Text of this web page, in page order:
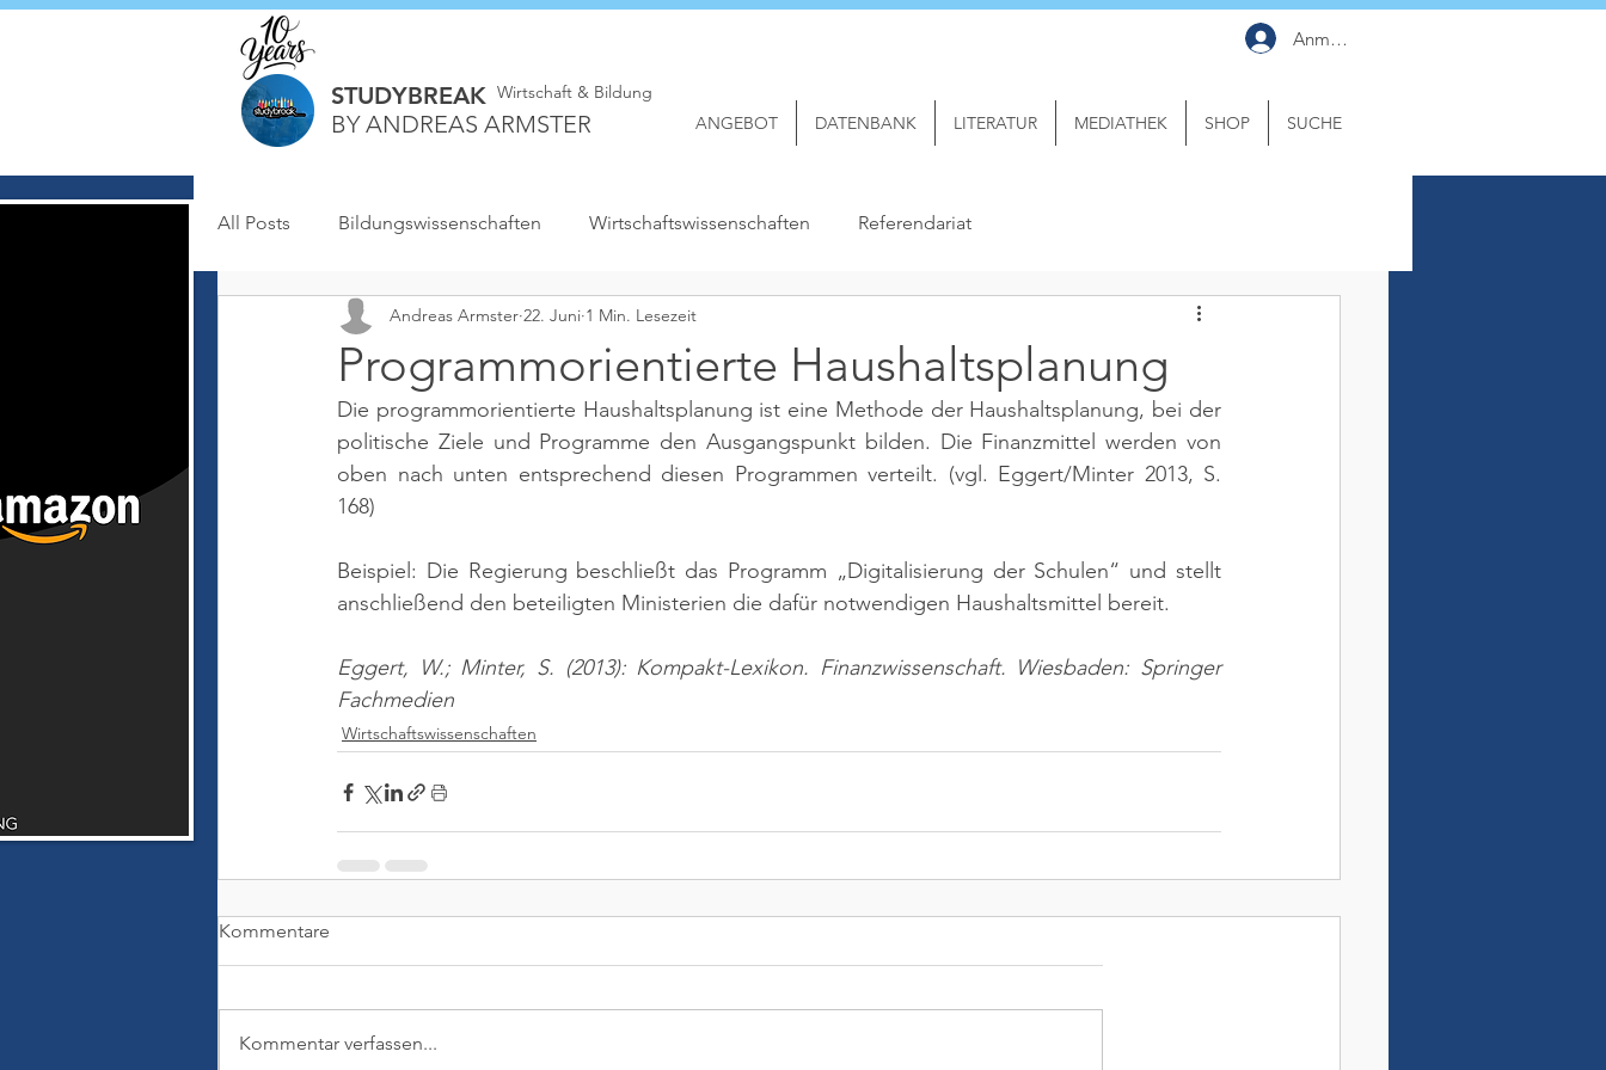
STUDYBREAK
BY ANDREAS ARMSTER
Wirtschaft & Bildung
Anmelden
ANGEBOT DATENBANK LITERATUR MEDIATHEK SHOP SUCHE
All Posts Bildungswissenschaften Wirtschaftswissenschaften Referendariat
Programmorientierte Haushaltsplanung
Andreas Armster 22. Juni 1 Min. Lesezeit
Die programmorientierte Haushaltsplanung ist eine Methode der Haushaltsplanung, bei der
politische Ziele und Programme den Ausgangspunkt bilden. Die Finanzmittel werden von
oben nach unten entsprechend diesen Programmen verteilt. (vgl. Eggert/Minter 2013, S.
168)
Beispiel: Die Regierung beschließt das Programm „Digitalisierung der Schulen“ und stellt
anschließend den beteiligten Ministerien die dafür notwendigen Haushaltsmittel bereit.
Eggert, W.; Minter, S. (2013): Kompakt-Lexikon. Finanzwissenschaft. Wiesbaden: Springer
Fachmedien
Wirtschaftswissenschaften
Kommentare
Kommentar verfassen...